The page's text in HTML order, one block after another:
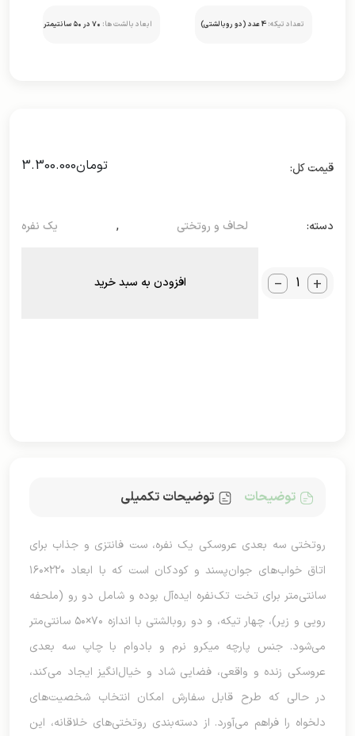
تعداد تیکه: 4 عدد (دو روبالشتی) ابعاد بالشت ها: ۷۰ در ۵۰ سانتیمتر
تومان3.300.000
دسته: لحاف و روتختی , یک نفره
_ + افزودن به سبد خرید
توضیحات توضیحات تکمیلی
روتختی سه بعدی عروسکی یک نفره، ست فانتزی و جذاب برای
اتاق خواب‌های جوان‌پسند و کودکان است که با ابعاد ۲۲۰×۱۶۰
سانتی‌متر برای تخت تک‌نفره ایده‌آل بوده و شامل دو رو (ملحفه
رویی و زیر)، چهار تیکه، و دو روبالشتی با اندازه ۷۰×۵۰ سانتی‌متر
می‌شود. جنس پارچه میکرو نرم و بادوام با چاپ سه بعدی
عروسکی زنده و واقعی، فضایی شاد و خیال‌انگیز ایجاد می‌کند،
در حالی که طرح قابل سفارش امکان انتخاب شخصیت‌های
دلخواه را فراهم می‌آورد. از دسته‌بندی روتختی‌های خلاقانه، این